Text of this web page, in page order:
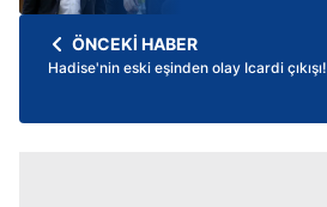
ÖNCEKİ HABER
Hadise'nin eski eşinden olay Icardi çıkışı!